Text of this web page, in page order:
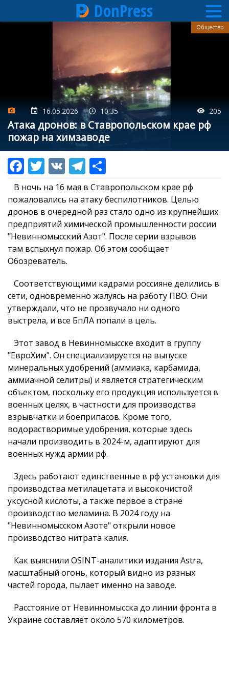
DonPress
16.05.2026 10:35 205
Атака дронов: в Ставропольском крае рф
пожар на химзаводе
Общество
В ночь на 16 мая в Ставропольском крае рф
пожаловались на атаку беспилотников. Целью
дронов в очередной раз стало одно из крупнейших
предприятий химической промышленности россии
"Невинномысский Азот". После серии взрывов
там вспыхнул пожар. Об этом сообщает
Обозреватель.
Соответствующими кадрами россияне делились в
сети, одновременно жалуясь на работу ПВО. Они
утверждали, что не прозвучало ни одного
выстрела, и все БпЛА попали в цель.
Этот завод в Невинномысске входит в группу
"ЕвроХим". Он специализируется на выпуске
минеральных удобрений (аммиака, карбамида,
аммиачной селитры) и является стратегическим
объектом, поскольку его продукция используется в
военных целях, в частности для производства
взрывчатки и боеприпасов. Кроме того,
водорастворимые удобрения, которые здесь
начали производить в 2024-м, адаптируют для
военных нужд армии рф.
Здесь работают единственные в рф установки для
производства метилацетата и высокочистой
уксусной кислоты, а также первое в стране
производство меламина. В 2024 году на
"Невинномысском Азоте" открыли новое
производство нитрата калия.
Как выяснили OSINT-аналитики издания Astra,
масштабный огонь, который видно из разных
частей города, пылает именно на заводе.
Расстояние от Невинномысска до линии фронта в
Украине составляет около 570 километров.